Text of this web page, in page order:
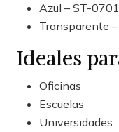
Azul – ST-
Transparente
Ideales
Oficinas
Escuelas
Universidades